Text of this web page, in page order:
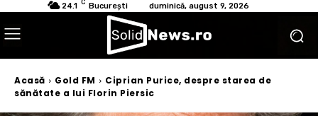
24.1 C București duminică, august 9, 2026
Acasă Gold FM
Ciprian Purice, despre starea de
sănătate a lui Florin Piersic